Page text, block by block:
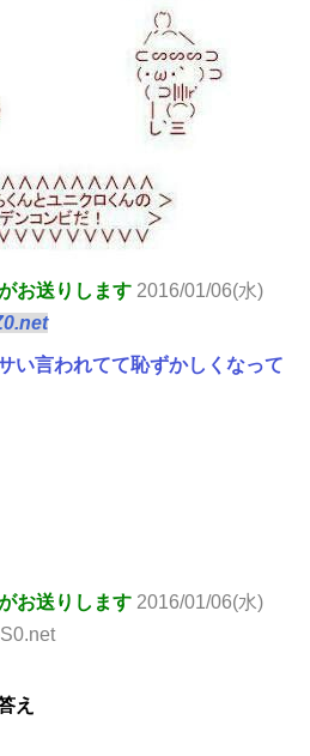
お送りします 2016/01/06(水)
い言われてて恥ずかしくなって
お送りします 2016/01/06(水)
え